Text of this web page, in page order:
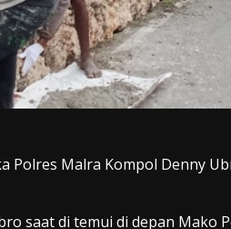
Polres Malra Kompol Denny
saat di temui di depan Mako